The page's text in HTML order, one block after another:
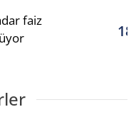
faiz